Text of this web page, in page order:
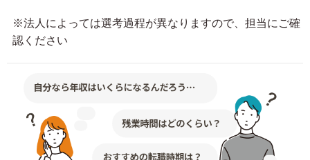
※法人によっては選考過程が異なりますので、担当にご確
認ください